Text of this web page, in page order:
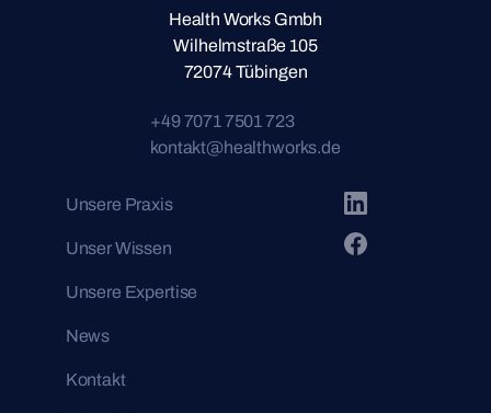
Health Works Gmbh
Wilhelmstraße 105
72074 Tübingen
+49 7071 7501 723
kontakt@healthworks.de
Unsere Praxis
Unser Wissen
Unsere Expertise
News
Kontakt